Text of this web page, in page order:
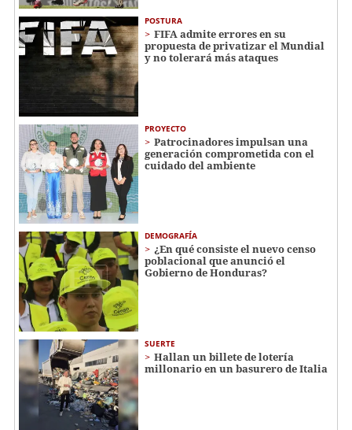
POSTURA
FIFA admite errores en su
propuesta de privatizar el Mundial
y no tolerará más ataques
PROYECTO
Patrocinadores impulsan una
generación comprometida con el
cuidado del ambiente
DEMOGRAFÍA
¿En qué consiste el nuevo censo
poblacional que anunció el
Gobierno de Honduras?
SUERTE
Hallan un billete de lotería
millonario en un basurero de Italia